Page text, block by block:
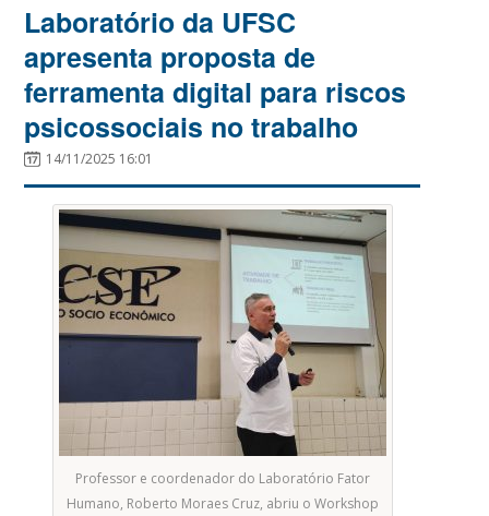
Laboratório da UFSC
apresenta proposta de
ferramenta digital para riscos
psicossociais no trabalho
14/11/2025 16:01
Professor e coordenador do Laboratório Fator
Humano, Roberto Moraes Cruz, abriu o Workshop